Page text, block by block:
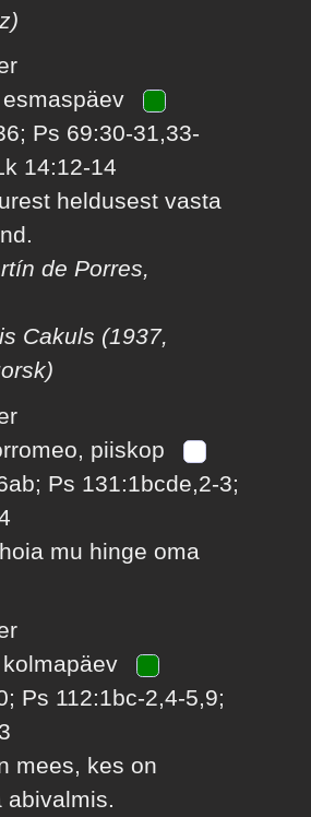
Ps 69:30-31,33-
14:12-14
heldusest vasta
de Porres,
Cakuls (1937,
piiskop
Ps 131:1bcde,2-3;
mu hinge oma
Ps 112:1bc-2,4-5,9;
mees, kes on
abivalmis.